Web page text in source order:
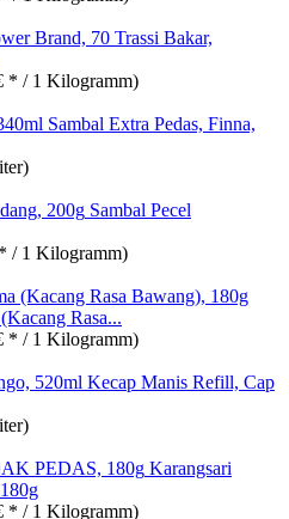
Trassi Bakar,
* / 1 Kilogramm)
Sambal Extra Pedas, Finna,
Sambal Pecel
/ 1 Kilogramm)
Rasa...
* / 1 Kilogramm)
Kecap Manis Refill, Cap
Karangsari
* / 1 Kilogramm)